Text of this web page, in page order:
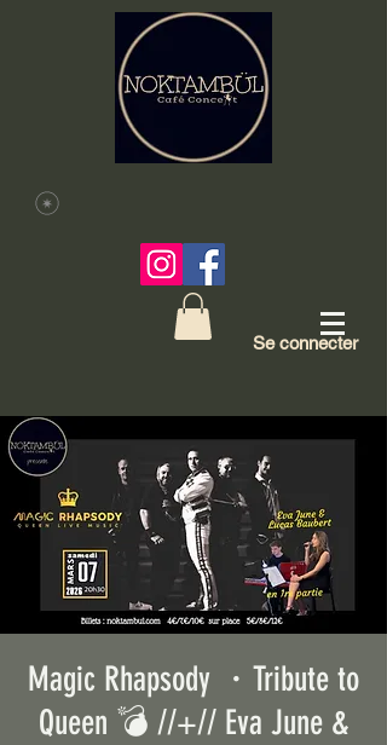
Se connecter
Magic Rhapsody ・Tribute to
Queen 💣 //+// Eva June &